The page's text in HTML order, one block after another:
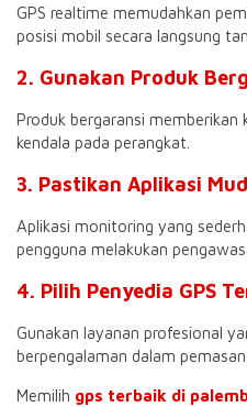
GPS realtime memudahkan
posisi mobil secara langsung
2. Gunakan Produk
Produk bergaransi
kendala pada perangkat.
3. Pastikan Aplikasi
Aplikasi monitoring yang
pengguna melakukan
4. Pilih Penyedia GPS
Gunakan layanan profesional
berpengalaman dalam
Memilih gps terbaik di